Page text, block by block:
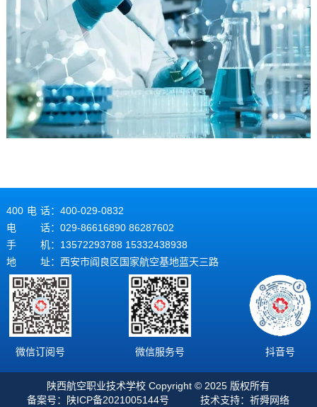
400电话：400-029-0832
电话：029-86616890 86287602
手机：13572293788 15332438938
地址：西安市阎良区国家航空基地蓝天三路
微信订阅号 微信服务号 抖音号
陕西航空职业技术学校 Copyright © 2025 版权所有
备案号： 陕ICP备2021005144号 技术支持：祈舜网络